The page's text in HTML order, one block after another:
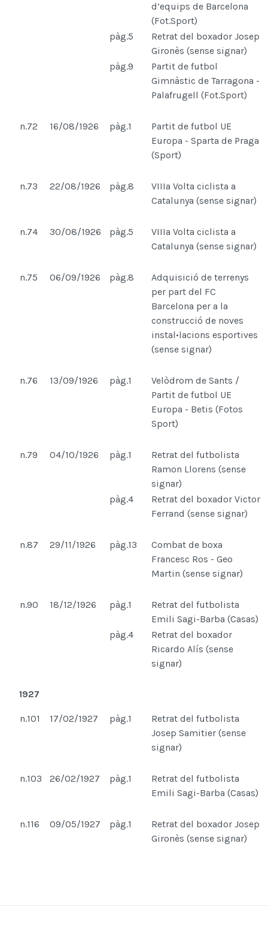
d’equips de Barcelona
(Fot.Sport)
pàg.5
Retrat del boxador Josep
Gironès (sense signar)
pàg.9
Partit de futbol
Gimnàstic de Tarragona -
Palafrugell (Fot.Sport)
n.72 16/08/1926 pàg.1
Partit de futbol UE
Europa - Sparta de Praga
(Sport)
n.73 22/08/1926 pàg.8
VIIIa Volta ciclista a
Catalunya (sense signar)
n.74 30/08/1926 pàg.5
VIIIa Volta ciclista a
Catalunya (sense signar)
n.75 06/09/1926 pàg.8
Adquisició de terrenys
per part del FC
Barcelona per a la
construcció de noves
instal•lacions esportives
(sense signar)
n.76 13/09/1926 pàg.1
Velòdrom de Sants /
Partit de futbol UE
Europa - Betis (Fotos
Sport)
n.79 04/10/1926 pàg.1
Retrat del futbolista
Ramon Llorens (sense
signar)
pàg.4
Retrat del boxador Victor
Ferrand (sense signar)
n.87 29/11/1926 pàg.13
Combat de boxa
Francesc Ros - Geo
Martin (sense signar)
n.90 18/12/1926 pàg.1
Retrat del futbolista
Emili Sagi-Barba (Casas)
pàg.4
Retrat del boxador
Ricardo Alís (sense
signar)
1927
n.101 17/02/1927 pàg.1
Retrat del futbolista
Josep Samitier (sense
signar)
n.103 26/02/1927 pàg.1
Retrat del futbolista
Emili Sagi-Barba (Casas)
n.116 09/05/1927 pàg.1
Retrat del boxador Josep
Gironès (sense signar)